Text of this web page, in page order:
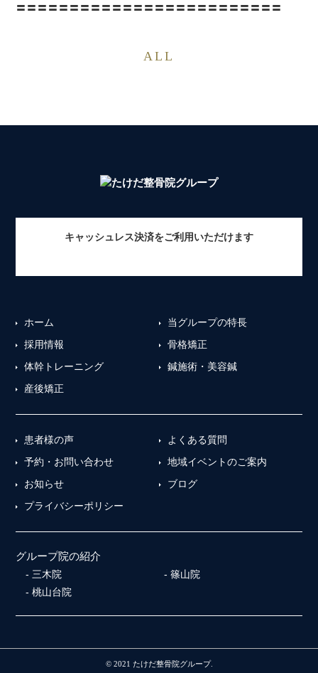
〓〓〓〓〓〓〓〓〓〓〓〓〓〓〓〓〓〓〓〓〓〓〓〓〓
ALL
キャッシュレス決済をご利用いただけます
ホーム
当グループの特長
採用情報
骨格矯正
体幹トレーニング
鍼施術・美容鍼
産後矯正
患者様の声
よくある質問
予約・お問い合わせ
地域イベントのご案内
お知らせ
ブログ
プライバシーポリシー
グループ院の紹介
三木院
篠山院
桃山台院
© 2021 たけだ整骨院グループ.